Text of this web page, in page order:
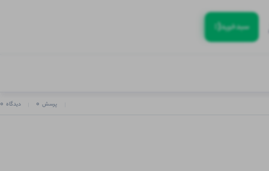
سبد‌خرید(:
پرسش 0 دیدگاه 0